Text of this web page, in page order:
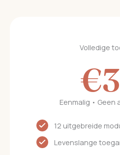
Volledige
Eenmalig •
12 uitgebreide
Levenslange